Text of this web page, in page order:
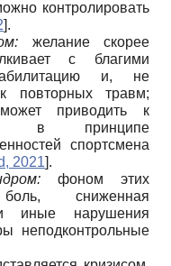
контролировать
].
желание скорее
с благими
и, не
повторных травм;
приводить к
в принципе
спортсмена
2021].
фоном этих
сниженная
иные нарушения
неподконтрольные